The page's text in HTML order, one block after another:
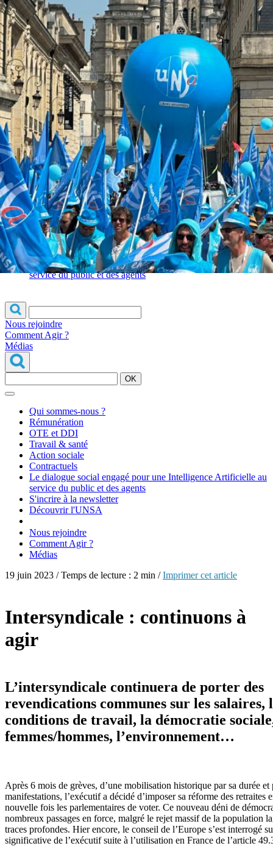
Qui
sommes-
nous ?
S'inscrire à
la
newsletter
Découvrir
l'UNSA
Rémunération
|
OTE et DDI
|
Travail & santé
|
Action sociale
|
Contractuels
|
Le dialogue social engagé pour une Intelligence Artificielle au
service du public et des agents
Nous rejoindre
Comment Agir ?
Médias
OK
Qui sommes-nous ?
Rémunération
OTE et DDI
Travail & santé
Action sociale
Contractuels
Le dialogue social engagé pour une Intelligence Artificielle au
service du public et des agents
S'incrire à la newsletter
Découvrir l'UNSA
Nous rejoindre
Comment Agir ?
Médias
19 juin 2023 / Temps de lecture : 2 min /Imprimer cet article
Intersyndicale : continuons à
agir
L’intersyndicale continuera de porter des
revendications communes sur les salaires,
conditions de travail, la démocratie
femmes/hommes, l’environnement…
Après 6 mois de grèves, d’une mobilisation historique par sa durée et
manifestations, l’exécutif a décidé d’imposer sa réforme des retraites
nouvelle fois les parlementaires de voter. Ce nouveau déni de
nombreux passages en force, malgré le rejet massif de la population
traces profondes. Hier encore, le conseil de l’Europe s’est interrogé
significative de l’exécutif suite à l’utilisation en France de l’article